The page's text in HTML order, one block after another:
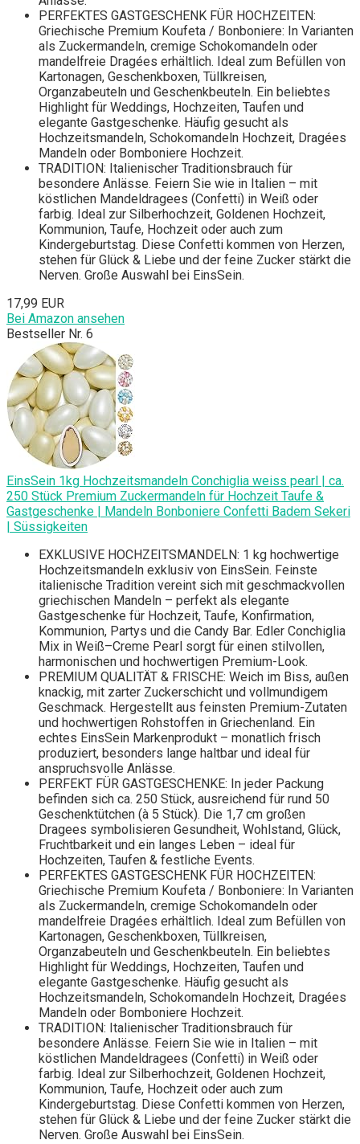
PERFEKTES GASTGESCHENK FÜR HOCHZEITEN:
Griechische Premium Koufeta / Bonboniere: In Varianten
als Zuckermandeln, cremige Schokomandeln oder
mandelfreie Dragées erhältlich. Ideal zum Befüllen von
Kartonagen, Geschenkboxen, Tüllkreisen,
Organzabeuteln und Geschenkbeuteln. Ein beliebtes
Highlight für Weddings, Hochzeiten, Taufen und
elegante Gastgeschenke. Häufig gesucht als
Hochzeitsmandeln, Schokomandeln Hochzeit, Dragées
Mandeln oder Bomboniere Hochzeit.
TRADITION: Italienischer Traditionsbrauch für
besondere Anlässe. Feiern Sie wie in Italien – mit
köstlichen Mandeldragees (Confetti) in Weiß oder
farbig. Ideal zur Silberhochzeit, Goldenen Hochzeit,
Kommunion, Taufe, Hochzeit oder auch zum
Kindergeburtstag. Diese Confetti kommen von Herzen,
stehen für Glück & Liebe und der feine Zucker stärkt die
Nerven. Große Auswahl bei EinsSein.
17,99 EUR
Bei Amazon ansehen
Bestseller Nr. 6
EinsSein 1kg Hochzeitsmandeln Conchiglia weiss pearl | ca.
250 Stück Premium Zuckermandeln für Hochzeit Taufe &
Gastgeschenke | Mandeln Bonboniere Confetti Badem Sekeri
| Süssigkeiten
EXKLUSIVE HOCHZEITSMANDELN: 1 kg hochwertige
Hochzeitsmandeln exklusiv von EinsSein. Feinste
italienische Tradition vereint sich mit geschmackvollen
griechischen Mandeln – perfekt als elegante
Gastgeschenke für Hochzeit, Taufe, Konfirmation,
Kommunion, Partys und die Candy Bar. Edler Conchiglia
Mix in Weiß–Creme Pearl sorgt für einen stilvollen,
harmonischen und hochwertigen Premium-Look.
PREMIUM QUALITÄT & FRISCHE: Weich im Biss, außen
knackig, mit zarter Zuckerschicht und vollmundigem
Geschmack. Hergestellt aus feinsten Premium-Zutaten
und hochwertigen Rohstoffen in Griechenland. Ein
echtes EinsSein Markenprodukt – monatlich frisch
produziert, besonders lange haltbar und ideal für
anspruchsvolle Anlässe.
PERFEKT FÜR GASTGESCHENKE: In jeder Packung
befinden sich ca. 250 Stück, ausreichend für rund 50
Geschenktütchen (à 5 Stück). Die 1,7 cm großen
Dragees symbolisieren Gesundheit, Wohlstand, Glück,
Fruchtbarkeit und ein langes Leben – ideal für
Hochzeiten, Taufen & festliche Events.
PERFEKTES GASTGESCHENK FÜR HOCHZEITEN:
Griechische Premium Koufeta / Bonboniere: In Varianten
als Zuckermandeln, cremige Schokomandeln oder
mandelfreie Dragées erhältlich. Ideal zum Befüllen von
Kartonagen, Geschenkboxen, Tüllkreisen,
Organzabeuteln und Geschenkbeuteln. Ein beliebtes
Highlight für Weddings, Hochzeiten, Taufen und
elegante Gastgeschenke. Häufig gesucht als
Hochzeitsmandeln, Schokomandeln Hochzeit, Dragées
Mandeln oder Bomboniere Hochzeit.
TRADITION: Italienischer Traditionsbrauch für
besondere Anlässe. Feiern Sie wie in Italien – mit
köstlichen Mandeldragees (Confetti) in Weiß oder
farbig. Ideal zur Silberhochzeit, Goldenen Hochzeit,
Kommunion, Taufe, Hochzeit oder auch zum
Kindergeburtstag. Diese Confetti kommen von Herzen,
stehen für Glück & Liebe und der feine Zucker stärkt die
Nerven. Große Auswahl bei EinsSein.